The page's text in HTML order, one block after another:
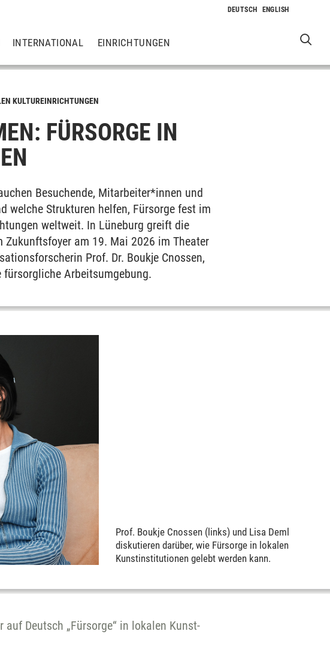
INTERNATIONAL EINRICHTUNGEN
KULTUREINRICHTUNGEN
FÜRSORGE IN
Besuchende, Mitarbeiter*innen und
welche Strukturen helfen, Fürsorge fest im
weltweit. In Lüneburg greift die
am 19. Mai 2026 im Theater
Prof. Dr. Boukje Cnossen,
fürsorgliche Arbeitsumgebung.
Prof. Boukje Cnossen (links) und Lisa Deml
diskutieren darüber, wie Fürsorge in lokalen
Kunstinstitutionen gelebt werden kann.
Deutsch „Fürsorge“ in lokalen Kunst-